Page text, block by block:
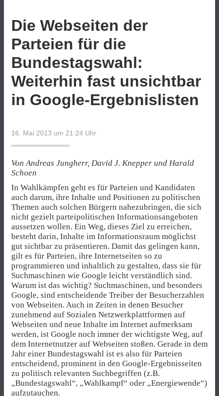
Die Webseiten der
Parteien für die
Bundestagswahl:
Weiterhin fast unsichtbar
in Google-Ergebnislisten
16. Mai 2013 um 21:24 Uhr
Von Andreas Jungherr, David J. Knepper und Harald
Schoen
In Wahlkämpfen geht es für Parteien und Kandidaten
auch darum, ihre Inhalte und Positionen zu politischen
Themen auch solchen Bürgern nahezubringen, die sich
nicht gezielt parteipolitischen Informationsangeboten
aussetzen wollen. Ein Weg, dieses Ziel zu erreichen,
besteht darin, Inhalte im Informationsraum möglichst
gut sichtbar zu präsentieren. Damit das gelingen kann,
gilt es für Parteien, ihre Internetseiten so zu
programmieren und inhaltlich zu gestalten, dass sie für
Suchmaschinen wie Google leicht verständlich sind.
Warum ist das wichtig? Suchmaschinen, und besonders
Google, sind entscheidende Treiber der Besucherzahlen
von Webseiten. Auch in Zeiten in denen Besucher
zunehmend auf Sozialen Netzwerkplattformen auf
Webseiten und neue Inhalte im Internet aufmerksam
werden, ist Google noch immer der wichtigste Weg, auf
dem Internetnutzer auf Webseiten stoßen. Gerade in dem
Jahr einer Bundestagswahl ist es also für Parteien
entscheidend, prominent in den Google-Ergebnisseiten
zu politisch relevanten Suchbegriffen (z.B.
„Bundestagswahl“, „Wahlkampf“ oder „Energiewende“)
aufzutauchen.